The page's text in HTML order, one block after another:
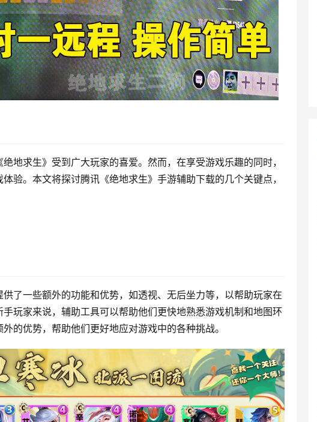
地求生》受到广大玩家的喜爱。然而，在享受游戏乐趣的同时，
验。本文将探讨腾讯《绝地求生》手游辅助下载的几个关键点，
了一些额外的功能和优势，如透视、无后坐力等，以帮助玩家在
玩家来说，辅助工具可以帮助他们更快地熟悉游戏机制和地图环
的优势，帮助他们更好地应对游戏中的各种挑战。